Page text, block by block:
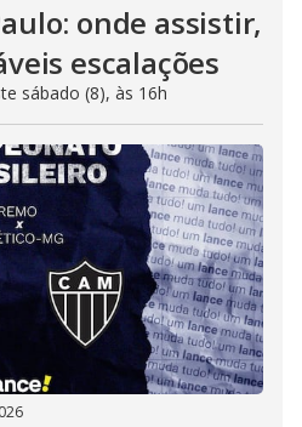
onde assistir,
escalações
sábado (8), às 16h